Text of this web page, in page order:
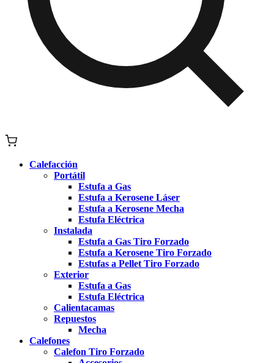
Calefacción
Portátil
Estufa a Gas
Estufa a Kerosene Láser
Estufa a Kerosene Mecha
Estufa Eléctrica
Instalada
Estufa a Gas Tiro Forzado
Estufa a Kerosene Tiro Forzado
Estufas a Pellet Tiro Forzado
Exterior
Estufa a Gas
Estufa Eléctrica
Calientacamas
Repuestos
Mecha
Calefones
Calefon Tiro Forzado